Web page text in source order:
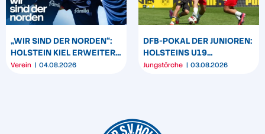
„WIR SIND DER NORDEN“:
HOLSTEIN KIEL ERWEITERT
SEIN MARKENBILD
Verein 04.08.2026
DFB-POKAL DER JUNIOREN:
HOLSTEINS U19
TRIUMPHIERT IN
Jungstörche 03.08.2026